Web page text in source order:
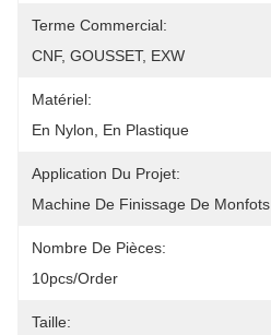
Terme Commercial:
CNF, GOUSSET, EXW
Matériel:
En Nylon, En Plastique
Application Du Projet:
Machine De Finissage De Monfots
Nombre De Pièces:
10pcs/order
Taille: